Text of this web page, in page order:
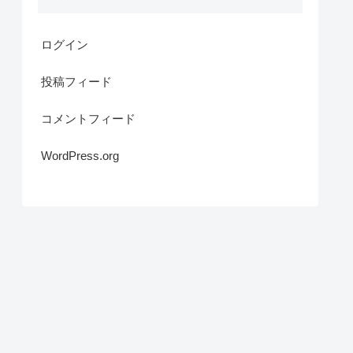
ログイン
投稿フィード
コメントフィード
WordPress.org